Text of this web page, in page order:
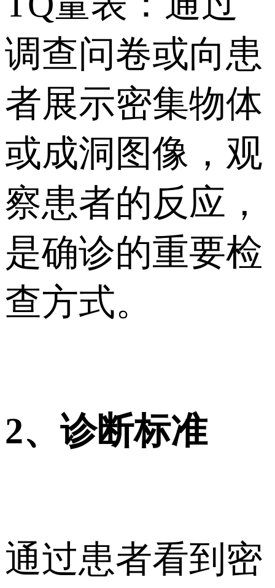
调查问卷或向患
者展示密集物体
或成洞图像，观
察患者的反应，
是确诊的重要检
查方式。
2、诊断标准
通过患者看到密